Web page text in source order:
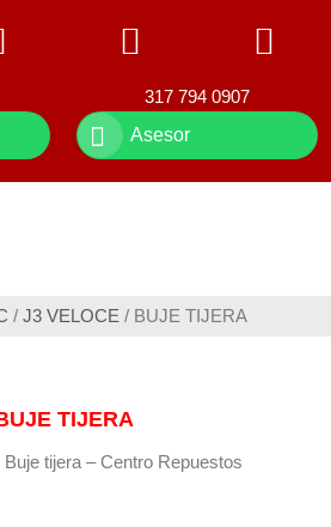
317 794 0907
Asesor
/ J3 VELOCE / BUJE TIJERA
TIJERA
tijera – Centro Repuestos